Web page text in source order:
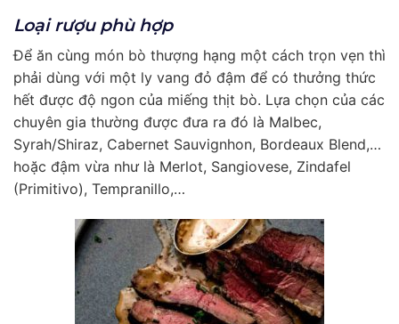
Loại rượu phù hợp
Để ăn cùng món bò thượng hạng một cách trọn vẹn thì
phải dùng với một ly vang đỏ đậm để có thưởng thức
hết được độ ngon của miếng thịt bò. Lựa chọn của các
chuyên gia thường được đưa ra đó là Malbec,
Syrah/Shiraz, Cabernet Sauvignhon, Bordeaux Blend,…
hoặc đậm vừa như là Merlot, Sangiovese, Zindafel
(Primitivo), Tempranillo,…